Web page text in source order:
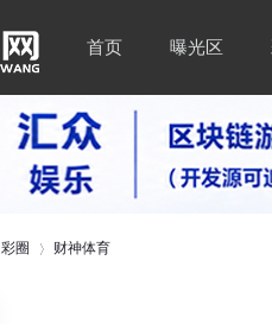
首页 曝光区
彩圈 财神体育